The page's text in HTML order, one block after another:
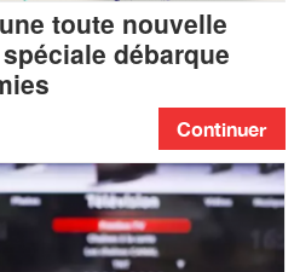
toute nouvelle
débarque
Continuer